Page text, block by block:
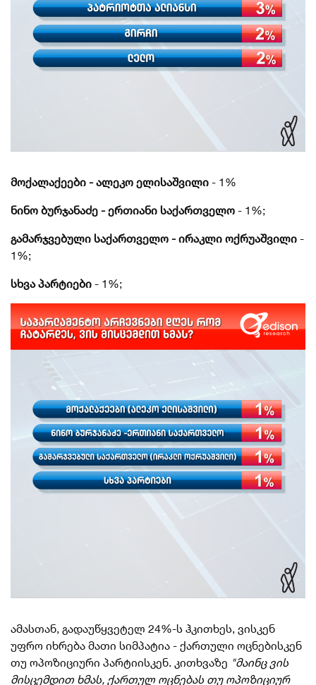
მოქალაქეები - ალეკო ელისაშვილი - 1%
ნინო ბურჯანაძე - ერთიანი საქართველო - 1%;
გამარჯვებული საქართველო - ირაკლი ოქრუაშვილი -
1%;
სხვა პარტიები - 1%;
ამასთან, გადაუწყვეტელ 24%-ს ჰკითხეს, ვისკენ
უფრო იხრება მათი სიმპატია - ქართული ოცნებისკენ
თუ ოპოზიციური პარტიისკენ. კითხვაზე "მაინც ვის
მისცემდით ხმას, ქართულ ოცნებას თუ ოპოზიციურ